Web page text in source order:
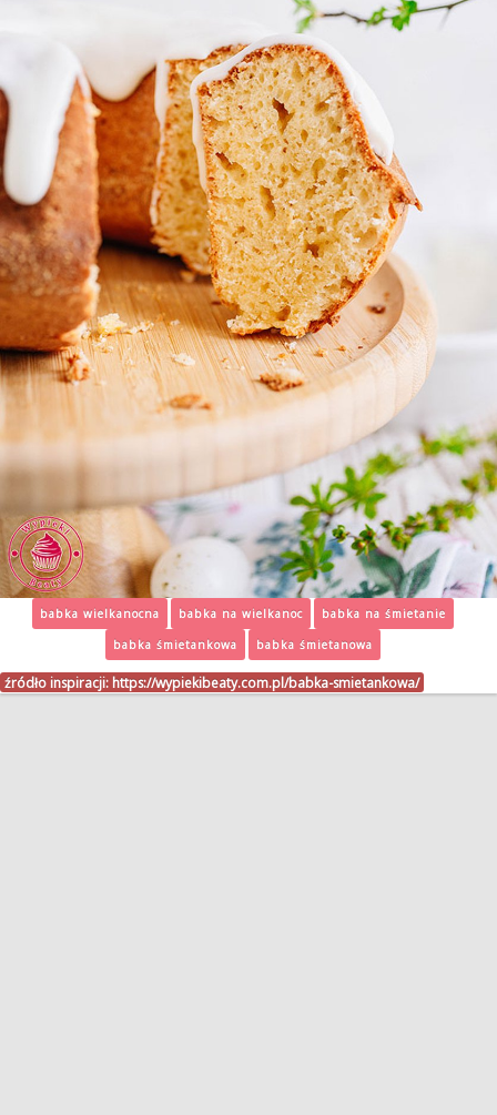
babka wielkanocna babka na wielkanoc
babka na śmietanie
babka śmietankowa
babka śmietanowa
źródło inspiracji: https://wypiekibeaty.com.pl/babka-smietankowa/